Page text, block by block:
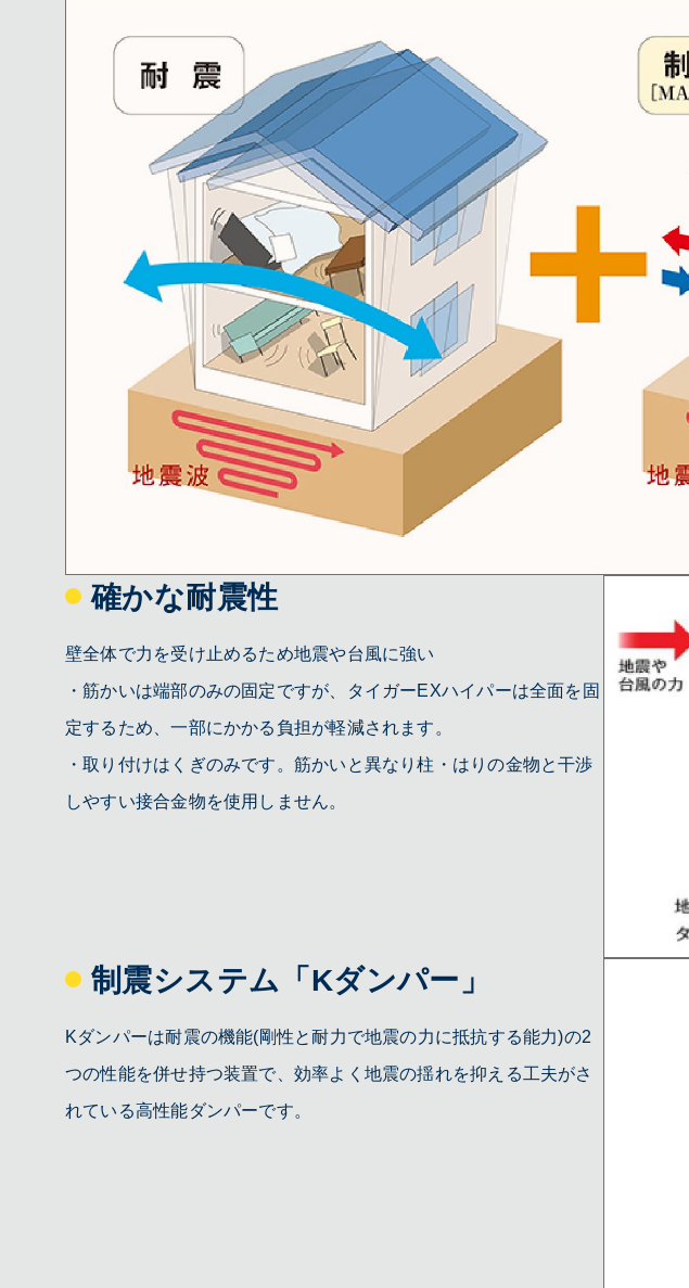
確かな耐震性
壁全体で力を受け止めるため地震や台風に強い
・筋かいは端部のみの固定ですが、タイガーEXハイパーは全面を固
定するため、一部にかかる負担が軽減されます。
・取り付けはくぎのみです。筋かいと異なり柱・はりの金物と干渉
しやすい接合金物を使用しません。
制震システム「Kダンパー」
Kダンパーは耐震の機能(剛性と耐力で地震の力に抵抗する能力)の2
つの性能を併せ持つ装置で、効率よく地震の揺れを抑える工夫がさ
れている高性能ダンパーです。